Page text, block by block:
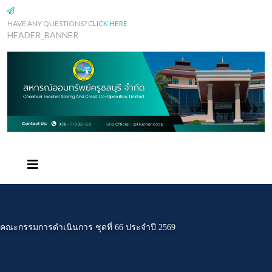
HAVE ANY QUESTIONS? CLICK HERE
HEADER_BANNER
คณะกรรมการดำเนินการ ชุดที่ 66 ประจำปี 2569